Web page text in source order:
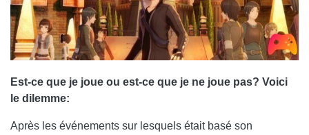
Est-ce que je joue ou est-ce que je ne joue pas? Voici
le dilemme:
Après les événements sur lesquels était basé son